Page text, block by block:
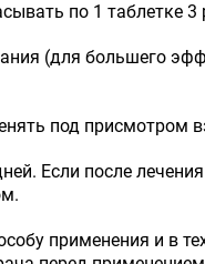
по 1 таблетке 3
(для большего
под присмотром
Если после
применения и в